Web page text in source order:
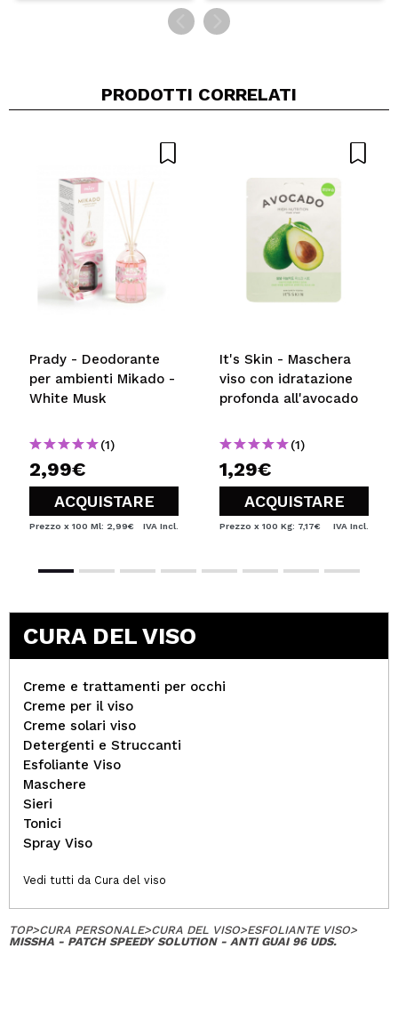
PRODOTTI CORRELATI
Prady - Deodorante
per ambienti Mikado -
White Musk
(1)
2,99€
ACQUISTARE
Prezzo x 100 Ml: 2,99€ IVA Incl.
It's Skin - Maschera
viso con idratazione
profonda all'avocado
(1)
1,29€
ACQUISTARE
Prezzo x 100 Kg: 7,17€ IVA Incl.
CURA DEL VISO
Creme e trattamenti per occhi
Creme per il viso
Creme solari viso
Detergenti e Struccanti
Esfoliante Viso
Maschere
Sieri
Tonici
Spray Viso
Vedi tutti da Cura del viso
TOP>CURA PERSONALE>CURA DEL VISO>ESFOLIANTE VISO>
MISSHA - PATCH SPEEDY SOLUTION - ANTI GUAI 96 UDS.